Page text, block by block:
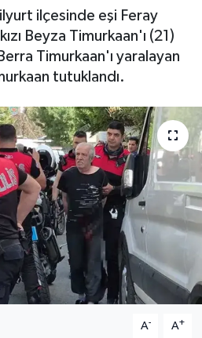
ilçesinde eşi Feray
Beyza Timurkaan'ı (21)
Timurkaan'ı yaralayan
tutuklandı.
A- A+